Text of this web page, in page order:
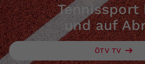
Tennissport
und auf
ÖTV TV